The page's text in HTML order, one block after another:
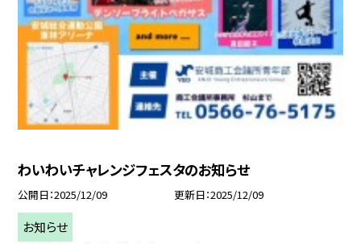
わいわいチャレンジフェスタのお知らせ
公開日 2025/12/09 更新日 2025/12/09
お知らせ